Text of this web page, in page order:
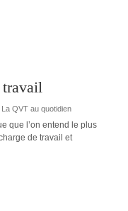
travail
La QVT au quotidien
que l’on entend le plus
de travail et